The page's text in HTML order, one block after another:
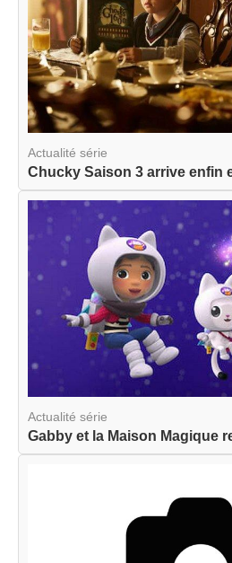
Actualité série
Chucky Saison 3 arrive enfin
Actualité série